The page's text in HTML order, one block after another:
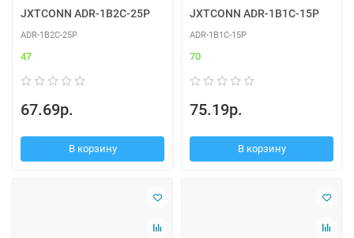
JXTCONN ADR-1B2C-25P
ADR-1B2C-25P
47
67.69р.
В корзину
JXTCONN ADR-1B1C-15P
ADR-1B1C-15P
70
75.19р.
В корзину